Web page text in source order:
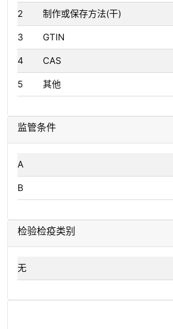
2 制作或保存方法(干)
3 GTIN
4 CAS
5 其他
监管条件
A
B
检验检疫类别
无